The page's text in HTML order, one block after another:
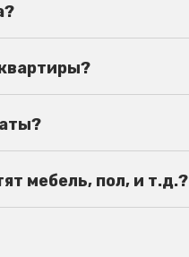
мебель, пол, и т.д.?